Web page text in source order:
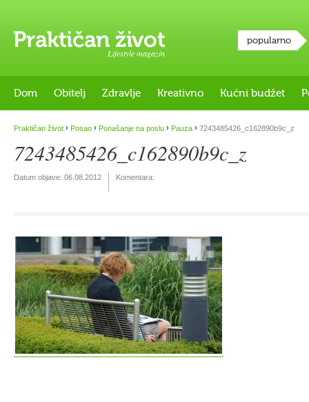
Lifestyle magazin
popularno
Dom Obitelj Zdravlje Kreativno Kućni budžet
Praktičan život › Posao › Ponašanje na poslu › Pauza › 7243485426_c162890b9c_z
7243485426_c162890b9c_z
Datum objave: 06.08.2012 Komentara: